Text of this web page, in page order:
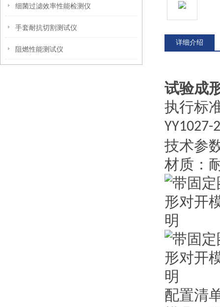
细菌过滤效率性能检测仪
手套耐抗切割测试仪
阻燃性能测试仪
详细介绍
试验成
执行标
YY1027-
技术参
材质：
配置清